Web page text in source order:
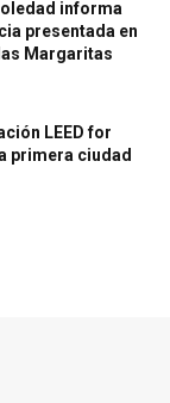
informa
presentada en
Margaritas
LEED for
primera ciudad